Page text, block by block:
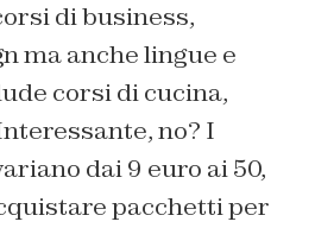
di business,
ma anche lingue e
corsi di cucina,
no? I
dai 9 euro ai 50,
pacchetti per